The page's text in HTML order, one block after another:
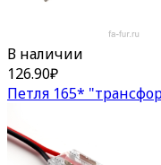
В наличии
126.90₽
Петля 165*